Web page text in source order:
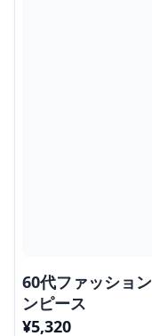
60代ファッショ
ンピース
¥5,320